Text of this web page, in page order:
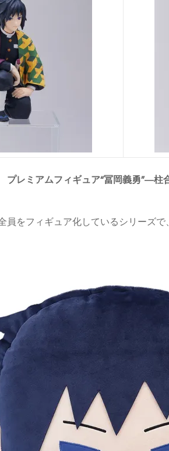
レミアムフィギュア“冨岡義勇”―柱
員をフィギュア化しているシリーズで